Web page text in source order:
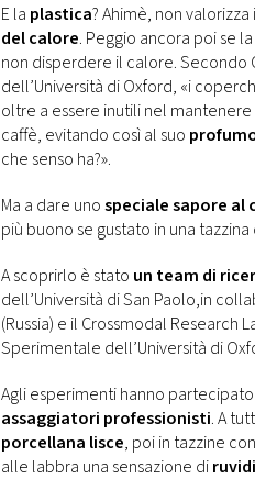
E la plastica? Ahimè, non
del calore. Peggio ancora poi se
non disperdere il calore. Secondo
dell’Università di Oxford, «i
oltre a essere inutili nel
caffè, evitando così al suo
che senso ha?».
Ma a dare unospeciale sapore al
più buono se gustato in una tazzina
A scoprirlo è stato un team di
dell’Università di San Paolo,in
(Russia) e il Crossmodal
Sperimentale dell’Università di
Agli esperimenti hanno
assaggiatori professionisti. A
porcellana lisce, poi in tazzine
alle labbra una sensazione di